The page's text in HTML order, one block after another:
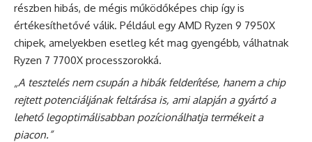
részben hibás, de mégis működőképes chip így is
értékesíthetővé válik. Például egy AMD Ryzen 9 7950X
chipek, amelyekben esetleg két mag gyengébb, válhatnak
Ryzen 7 7700X processzorokká.
„A tesztelés nem csupán a hibák felderítése, hanem a chip
rejtett potenciáljának feltárása is, ami alapján a gyártó a
lehető legoptimálisabban pozícionálhatja termékeit a
piacon.”